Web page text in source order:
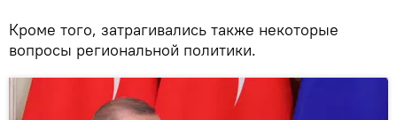
Кроме того, затрагивались также некоторые
вопросы региональной политики.